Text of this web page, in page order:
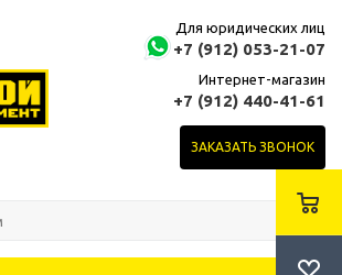
Для юридических лиц
+7 (912) 053-21-07
Интернет-магазин
+7 (912) 440-41-61
ЗАКАЗАТЬ ЗВОНОК